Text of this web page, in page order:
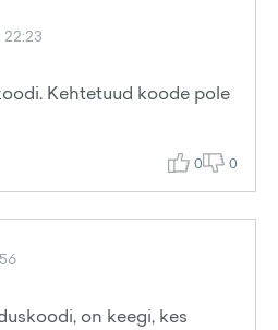
Kehtetuud koode pole
0 0
on keegi, kes